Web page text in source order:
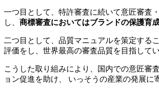
一つ目として、特許審査に続いて意匠審査
し、 商標審査においてはブランドの保護育
二つ目として、品質マニュアルを策定する
評価をし、世界最高の審査品質を目指してい
こうした取り組みにより、国内での意匠審
ョン促進を助け、 いっそうの産業の発展に